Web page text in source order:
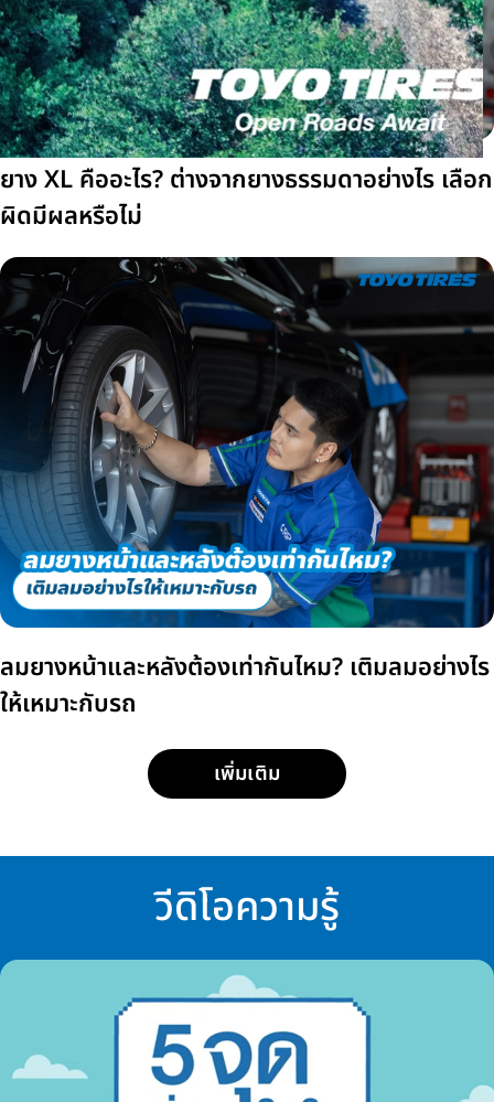
ยาง XL คืออะไร? ต่างจากยางธรรมดาอย่างไร เลือก
ผิดมีผลหรือไม่
ลมยางหน้าและหลังต้องเท่ากันไหม? เติมลมอย่างไร
ให้เหมาะกับรถ
เพิ่มเติม
วีดิโอความรู้